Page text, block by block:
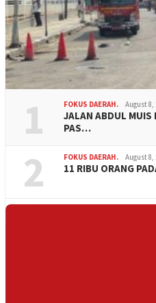
1 FOKUS DAERAH. August 8,
JALAN ABDUL
PAS…
2 FOKUS DAERAH. August 8,
11 RIBU ORANG